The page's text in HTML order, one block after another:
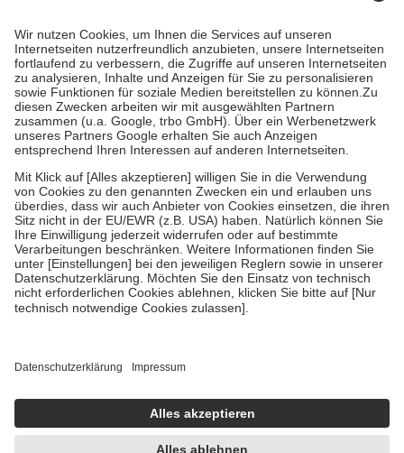
höchstens zehn Euro.
Es sind jedoch nie mehr als die tatsächlichen
Kosten der Leistung zu entrichten.
Diese Regeln gelten grundsätzlich auch für Online-Apotheken.
Bei Heilmitteln und häuslicher Krankenpflege beträgt die
Zuzahlung zehn Prozent der Kosten sowie zehn Euro je
Verordnung.
Um das Engagement der Versicherten für ihre eigene Gesundheit zu
stärken und die besondere Stellung der Familie zu unterstützen,
fallenkeine Zuzahlungenan bei:
• Kindern und Jugendlichen bis zum vollendeten 18. Lebensjahr
mit Ausnahme der Fahrkosten
• Untersuchungen zur Vorsorge und Früherkennung, die von der
GKV getragen werden
• empfohlenen Schutzimpfungen
• Harn- und Blutteststreifen
getroffen, um sicherzustellen, dass es sich um echte Bewertungen
https://help.etrusted.com/hc/de/articles/4419944605341
Einige Bilder und Inhalte wurden unter Zuhilfenahme künstlicher